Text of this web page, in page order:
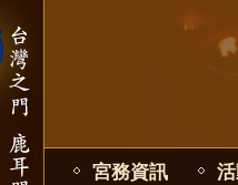
宮務資訊